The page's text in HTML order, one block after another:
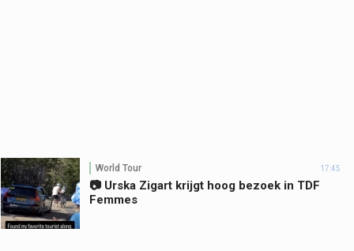
World Tour 17:45
📷 Urska Zigart krijgt hoog bezoek in TDF
Femmes